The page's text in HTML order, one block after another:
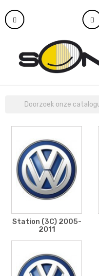
Station (3C) 2005-
2011